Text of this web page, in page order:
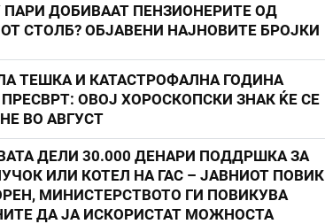
ПАРИ ДОБИВААТ ПЕНЗИОНЕРИТЕ ОД
СТОЛБ? ОБЈАВЕНИ НАЈНОВИТЕ БРОЈКИ
ТЕШКА И КАТАСТРОФАЛНА ГОДИНА
ОВОЈ ХОРОСКОПСКИ ЗНАК ЌЕ СЕ
ВО АВГУСТ
ДЕЛИ 30.000 ДЕНАРИ ПОДДРШКА ЗА
ИЛИ КОТЕЛ НА ГАС – ЈАВНИОТ ПОВИК
МИНИСТЕРСТВОТО ГИ ПОВИКУВА
ДА ЈА ИСКОРИСТАТ МОЖНОСТА